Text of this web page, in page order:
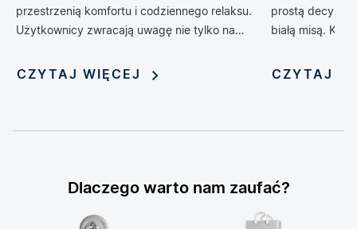
przestrzenią komfortu i codziennego relaksu.
Użytkownicy zwracają uwagę nie tylko na
poprawiają wygodę, higienę i funkcjonalność
zaawansowanych urządzeń sprawia, że stają
modnym elementem aranżacji łazienek.
CZYTAJ WIĘCEJ
prostą decyzją
białą misą.
oferując
CZYTAJ
Dlaczego warto nam zaufać?